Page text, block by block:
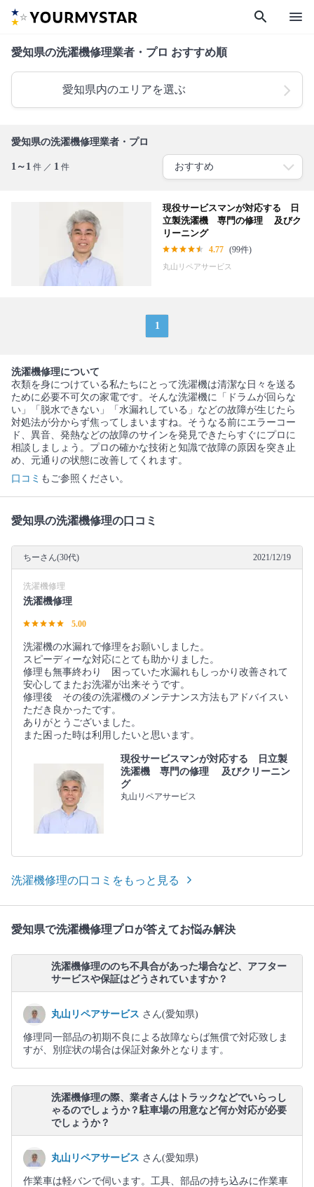
search menu
愛知県の洗濯機修理業者・プロ おすすめ順
愛知県内のエリアを選ぶ
愛知県の洗濯機修理業者・プロ
1～1 件 ／ 1 件
現役サービスマンが対応する 日
立製洗濯機 専門の修理 及びク
リーニング
4.77 (99件)
丸山リペアサービス
1
洗濯機修理について
衣類を身につけている私たちにとって洗濯機は清潔な日々を送る
ために必要不可欠の家電です。そんな洗濯機に「ドラムが回らな
い」「脱水できない」「水漏れしている」などの故障が生じたら
対処法が分からず焦ってしまいますね。そうなる前にエラーコー
ド、異音、発熱などの故障のサインを発見できたらすぐにプロに
相談しましょう。プロの確かな技術と知識で故障の原因を突き止
め、元通りの状態に改善してくれます。
口コミ もご参照ください。
愛知県の洗濯機修理の口コミ
ちーさん(30代) 2021/12/19
洗濯機修理
洗濯機修理
5.00
洗濯機の水漏れで修理をお願いしました。
スピーディーな対応にとても助かりました。
修理も無事終わり 困っていた水漏れもしっかり改善されて
安心してまたお洗濯が出来そうです。
修理後 その後の洗濯機のメンテナンス方法もアドバイスい
ただき良かったです。
ありがとうございました。
また困った時は利用したいと思います。
現役サービスマンが対応する 日立製
洗濯機 専門の修理 及びクリーニン
グ
丸山リペアサービス
洗濯機修理の口コミをもっと見る
愛知県で洗濯機修理プロが答えてお悩み解決
洗濯機修理ののち不具合があった場合など、アフター
サービスや保証はどうされていますか？
丸山リペアサービス さん(愛知県)
修理同一部品の初期不良による故障ならば無償で対応致しま
すが、別症状の場合は保証対象外となります。
洗濯機修理の際、業者さんはトラックなどでいらっし
ゃるのでしょうか？駐車場の用意など何か対応が必要
でしょうか？
丸山リペアサービス さん(愛知県)
作業車は軽バンで伺います。工具、部品の持ち込みに作業車